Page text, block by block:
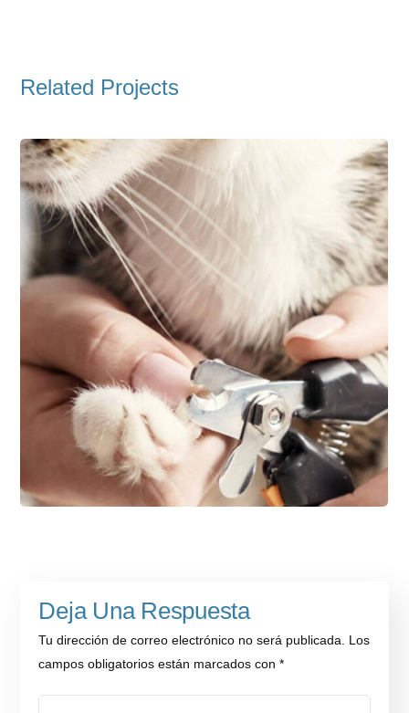
Related Projects
Deja Una Respuesta
Tu dirección de correo electrónico no será publicada. Los
campos obligatorios están marcados con*